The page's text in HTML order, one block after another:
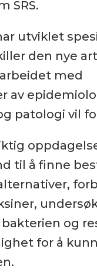
SRS.
utviklet
den nye
med
av
patologi vil
til å finne
og
for å